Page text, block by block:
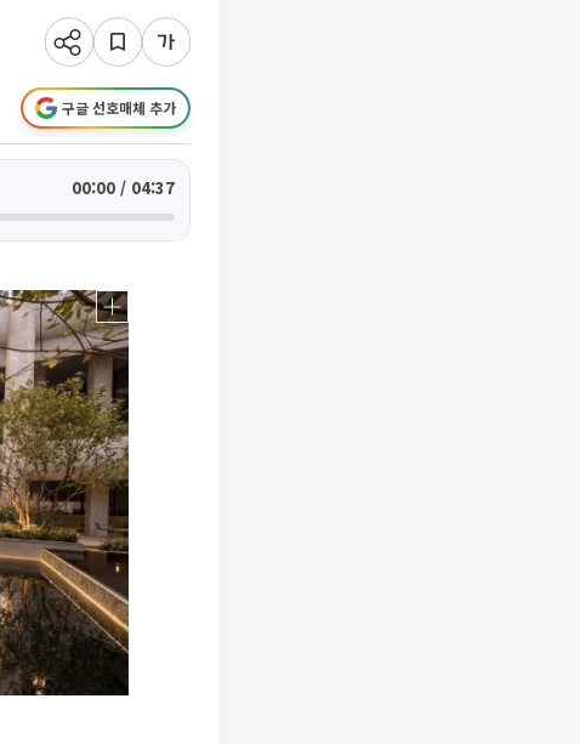
구글 선호매체 추가
00:00 / 04:37